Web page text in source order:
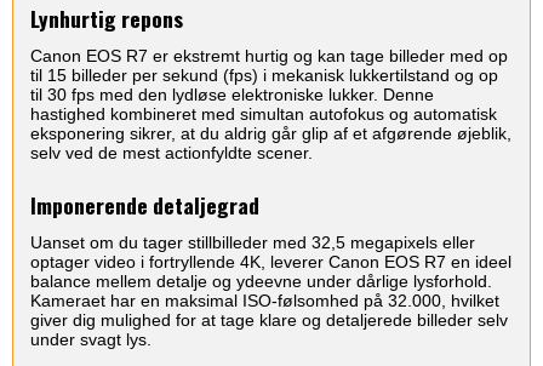
Lynhurtig repons
Canon EOS R7 er ekstremt hurtig og kan tage billeder med op
til 15 billeder per sekund (fps) i mekanisk lukkertilstand og op
til 30 fps med den lydløse elektroniske lukker. Denne
hastighed kombineret med simultan autofokus og automatisk
eksponering sikrer, at du aldrig går glip af et afgørende øjeblik,
selv ved de mest actionfyldte scener.
Imponerende detaljegrad
Uanset om du tager stillbilleder med 32,5 megapixels eller
optager video i fortryllende 4K, leverer Canon EOS R7 en ideel
balance mellem detalje og ydeevne under dårlige lysforhold.
Kameraet har en maksimal ISO-følsomhed på 32.000, hvilket
giver dig mulighed for at tage klare og detaljerede billeder selv
under svagt lys.